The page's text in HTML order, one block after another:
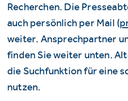
Recherchen. Die
auch persönlich per Mail (
weiter. Ansprechpartner
finden Sie weiter unten.
die Suchfunktion für eine
nutzen.